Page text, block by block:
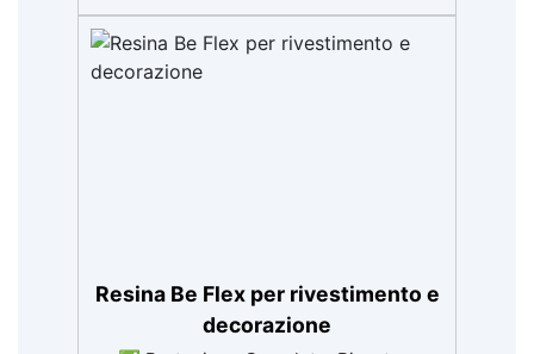
applicare: Video Guida completa inclusa,
3 semplici passaggi, dalla preparazione
della superficie alla finitura protettiva
Resina Be Flex per rivestimento e
decorazione